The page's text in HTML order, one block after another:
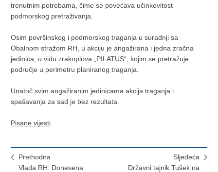
trenutnim potrebama, čime se povećava učinkovitost
podmorskog pretraživanja.
Osim površinskog i podmorskog traganja u suradnji sa
Obalnom stražom RH, u akciju je angažirana i jedna zračna
jedinica, u vidu zrakoplova „PILATUS“, kojim se pretražuje
područje u perimetru planiranog traganja.
Unatoč svim angažiranim jedinicama akcija traganja i
spašavanja za sad je bez rezultata.
Pisane vijesti
Prethodna
Vlada RH: Donesena
Sljedeća
Državni tajnik Tušek na